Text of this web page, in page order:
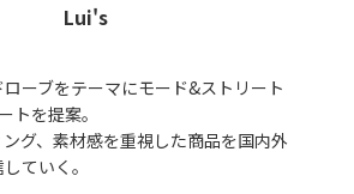
Lui's
ーブをテーマにモード&ストリート
トを提案。
グ、素材感を重視した商品を国内外
ていく。